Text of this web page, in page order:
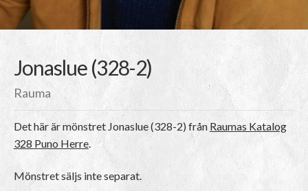
Jonaslue (328-2)
Rauma
Det här är mönstret Jonaslue (328-2)från Raumas Katalog
328 Puno Herre.
Mönstret säljs inte separat.